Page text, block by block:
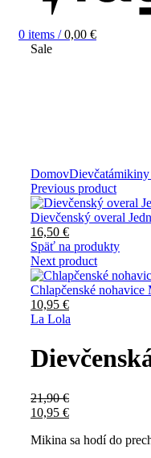
0 items / 0,00 €
Sale
DomovDievčatámikiny
Previous product
Dievčenský overal
16,50 €
Späť na produkty
Next product
Chlapčenské
10,95 €
La Lola
21,90€
10,95 €
Mikina sa hodí do